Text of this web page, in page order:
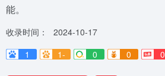
能。
收录时间：
2024-10-17
1
1- 0 0 0